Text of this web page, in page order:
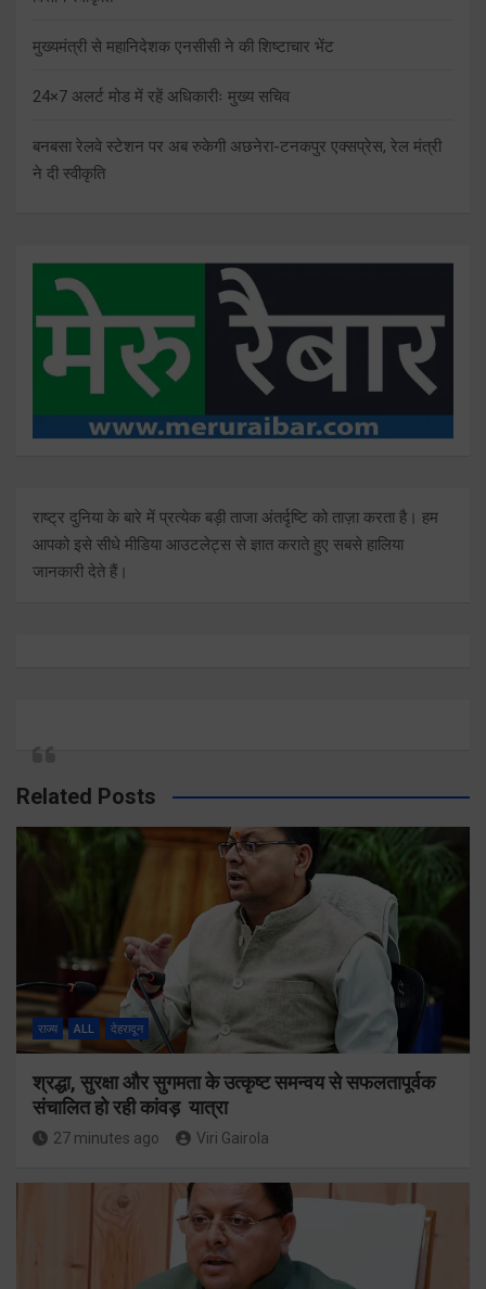
मुख्यमंत्री से महानिदेशक एनसीसी ने की शिष्टाचार भेंट
24×7 अलर्ट मोड में रहें अधिकारीः मुख्य सचिव
बनबसा रेलवे स्टेशन पर अब रुकेगी अछनेरा-टनकपुर एक्सप्रेस, रेल मंत्री
ने दी स्वीकृति
राष्ट्र दुनिया के बारे में प्रत्येक बड़ी ताजा अंतर्दृष्टि को ताज़ा करता है। हम
आपको इसे सीधे मीडिया आउटलेट्स से ज्ञात कराते हुए सबसे हालिया
जानकारी देते हैं।
Related Posts
राज्य ALL देहरादून
श्रद्धा, सुरक्षा और सुगमता के उत्कृष्ट समन्वय से सफलतापूर्वक
संचालित हो रही कांवड़ यात्रा
27 minutes ago Viri Gairola